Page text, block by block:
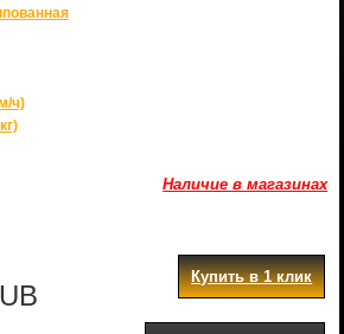
ч)
Наличие в магазинах
Купить в 1 клик